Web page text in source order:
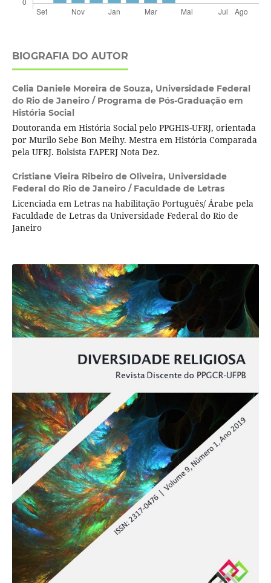
BIOGRAFIA DO AUTOR
Celia Daniele Moreira de Souza, Universidade Federal
do Rio de Janeiro / Programa de Pós-Graduação em
História Social
Doutoranda em História Social pelo PPGHIS-UFRJ, orientada
por Murilo Sebe Bon Meihy. Mestra em História Comparada
pela UFRJ. Bolsista FAPERJ Nota Dez.
Cristiane Vieira Ribeiro de Oliveira, Universidade
Federal do Rio de Janeiro / Faculdade de Letras
Licenciada em Letras na habilitação Português/ Árabe pela
Faculdade de Letras da Universidade Federal do Rio de
Janeiro